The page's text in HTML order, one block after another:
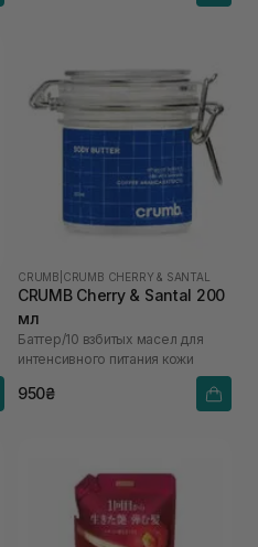
CRUMB CRUMB CHERRY & SANTAL
CRUMB Cherry & Santal 200
мл
Баттер/10 взбитых масел для
интенсивного питания кожи
950₴